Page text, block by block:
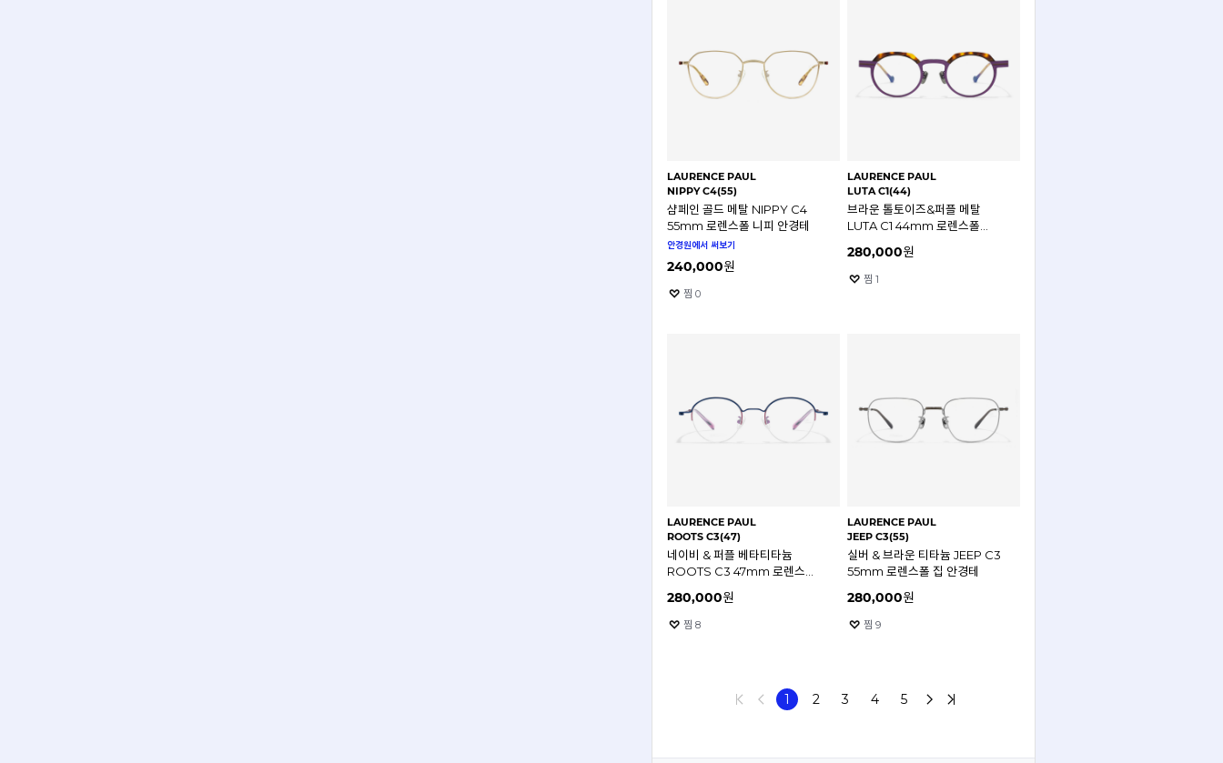
LAURENCE PAUL
NIPPY C4(55)
샴페인 골드 메탈 NIPPY C4
55mm 로렌스폴 니피 안경테
안경원에서 써보기
240,000원
찜 0
LAURENCE PAUL
LUTA C1(44)
브라운 톨토이즈&퍼플 메탈
LUTA C1 44mm 로렌스폴
280,000원
찜 1
LAURENCE PAUL
ROOTS C3(47)
네이비 & 퍼플 베타티타늄
ROOTS C3 47mm 로렌스폴
280,000원
찜 8
LAURENCE PAUL
JEEP C3(55)
실버 & 브라운 티타늄 JEEP C3
55mm 로렌스폴 집 안경테
280,000원
찜 9
1 2 3 4 5